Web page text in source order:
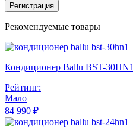
Регистрация
Рекомендуемые товары
Кондиционер Ballu BST-30HN1
Рейтинг:
Мало
84 990 ₽